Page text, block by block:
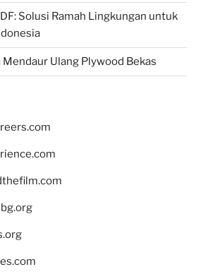
Solusi Ramah Lingkungan untuk
Ulang Plywood Bekas